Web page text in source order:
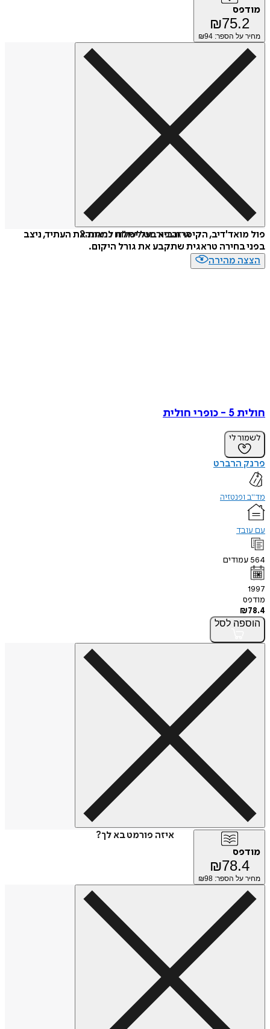
מודפס
₪75.2
מחיר על הספר: ₪ 94
איזה פורמט לשלוח כמתנה?
פול מואד'דיב, הקיסר ונביא בעל יכולת לראות את העתיד, ניצב
בפני בחירה טראגית שתקבע את גורל היקום.
הצצה מהירה
חולית 5 - כופרי חולית
לשמור לי
פרנק הרברט
מד"ב ופנטזיה
עם עובד
564 עמודים
1997
מודפס
₪78.4
הוספה לסל
איזה פורמט בא לך?
מודפס
₪78.4
מחיר על הספר: ₪ 98